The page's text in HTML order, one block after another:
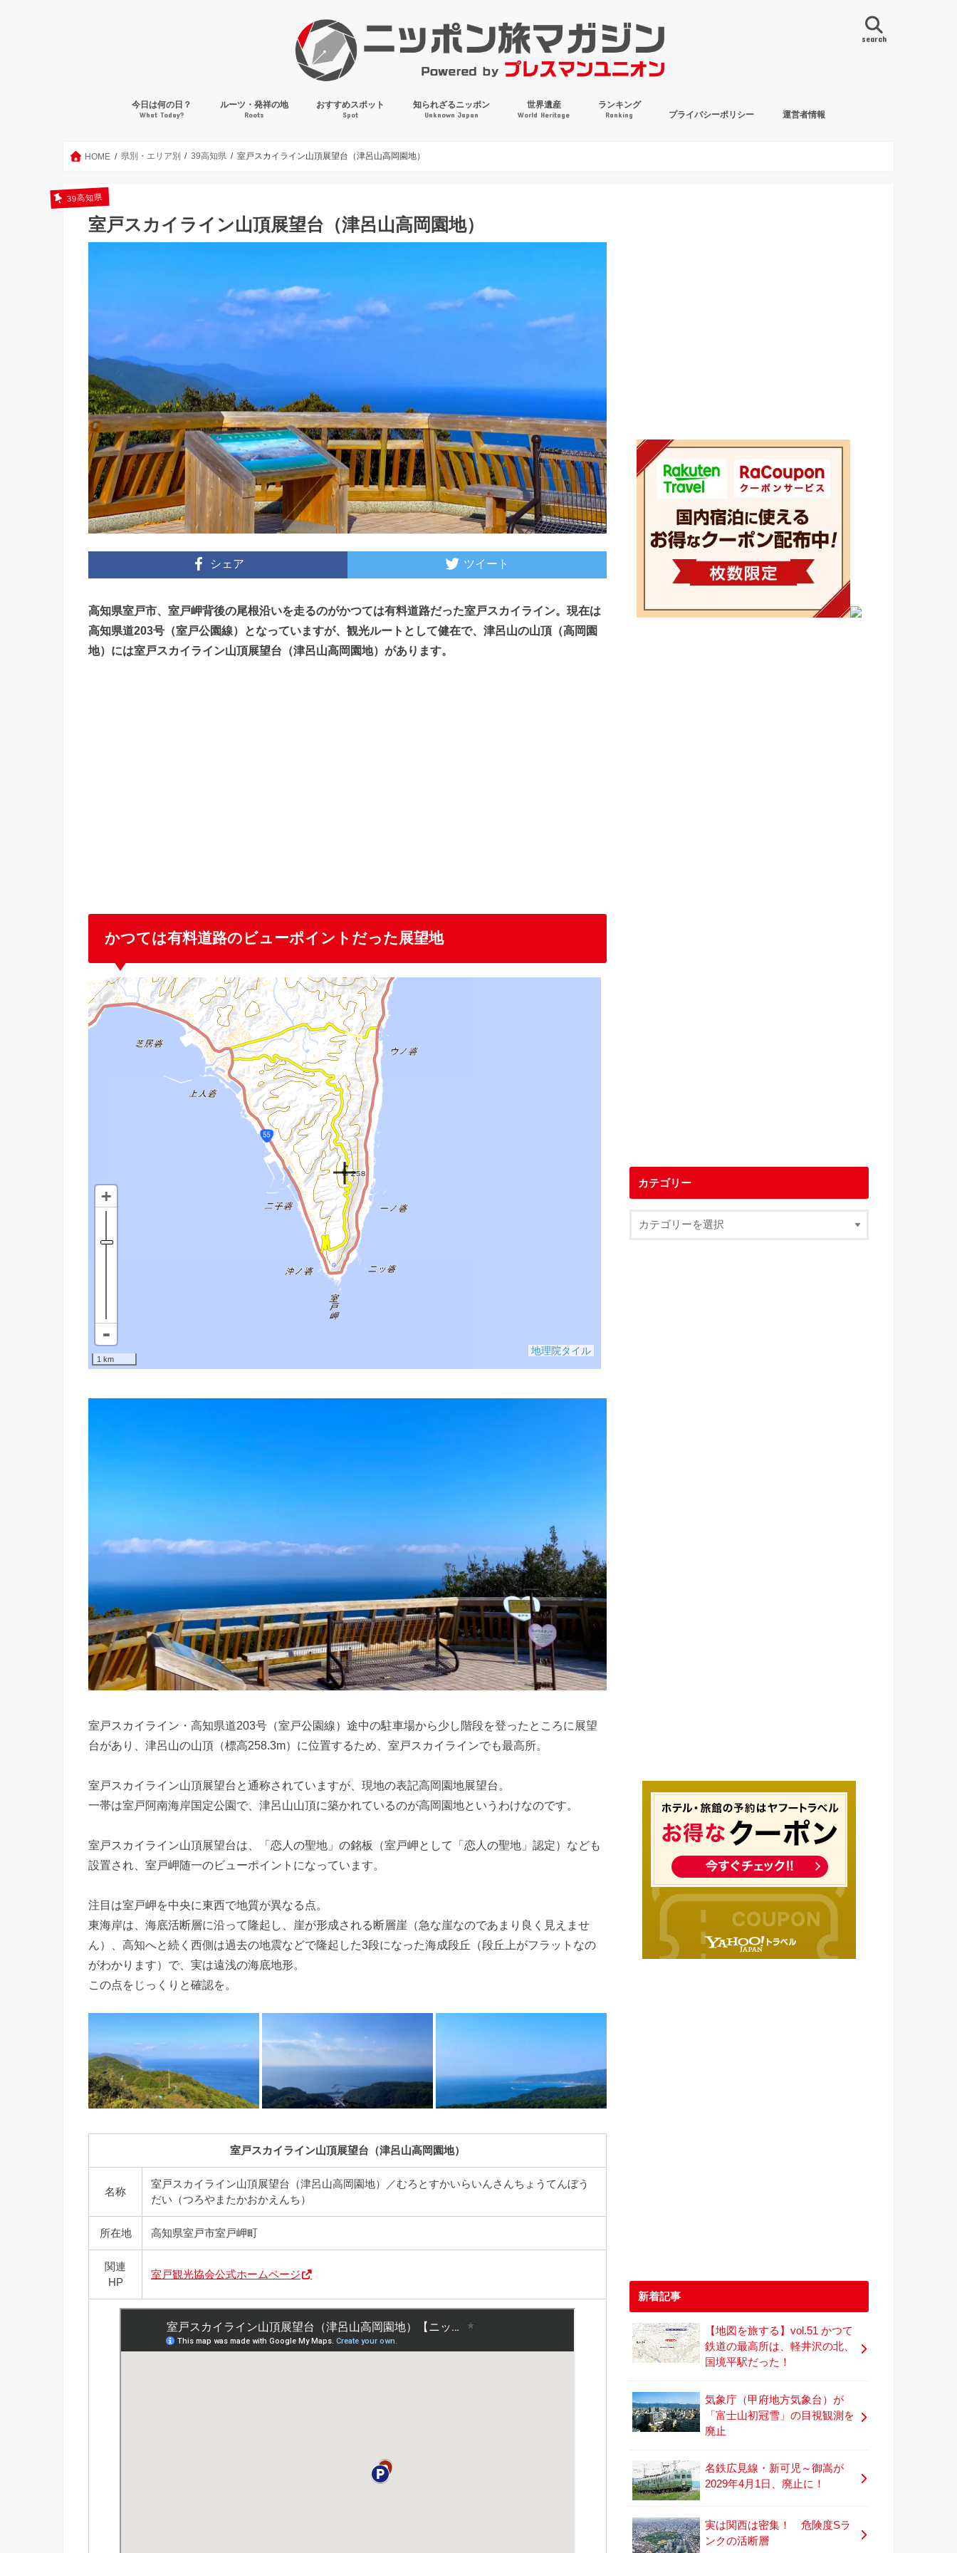
search
今日は何の日？
What Today?
ルーツ・発祥の地
Roots
おすすめスポット
Spot
知られざるニッポン
Unknown Japan
世界遺産
World Heritage
ランキング
Ranking プライバシーポリシー 運営者情報
HOME 県別・エリア別 39高知県 室戸スカイライン山頂展望台（津呂山高岡園地）
39高知県
室戸スカイライン山頂展望台（津呂山高岡園地）
シェア ツイート
高知県室戸市、室戸岬背後の尾根沿いを走るのがかつては有料道路だった室戸スカイライン。現在は
高知県道203号（室戸公園線）となっていますが、観光ルートとして健在で、 津呂山の山頂（高岡園
地）には室戸スカイライン山頂展望台（津呂山高岡園地）があります。
かつては有料道路のビューポイントだった展望地
室戸スカイライン・高知県道203号（室戸公園線）途中の駐車場から少し階段を登ったところに展望
台があり、 津呂山の山頂（標高258.3m）に位置するため、 室戸スカイラインでも最高所。
室戸スカイライン山頂展望台と通称されていますが、現地の表記高岡園地展望台。
一帯は室戸阿南海岸国定公園で、津呂山山頂に築かれているのが高岡園地というわけなのです。
室戸スカイライン山頂展望台は、「恋人の聖地」の銘板（室戸岬として
「恋人の聖地」認定）なども
設置され、室戸岬随一のビューポイントになっています。
注目は室戸岬を中央に東西で地質が異なる点。
東海岸は、海底活断層に沿って隆起し、崖が形成される断層崖（急な崖なのであまり良く見えませ
ん）、高知へと続く西側は過去の地震などで隆起した3段になった海成段丘（段丘上がフラットなの
がわかります）で、実は遠浅の海底地形。
この点をじっくりと確認を。
室戸スカイライン山頂展望台（津呂山高岡園地）
名称
室戸スカイライン山頂展望台（津呂山高岡園地）／むろとすかいらいんさんちょうてんぼう
だい（つろやまたかおかえんち）
所在地 高知県室戸市室戸岬町
関連
HP
室戸観光協会公式ホームページ
カテゴリー
新着記事
【地図を旅する】vol.51 かつて
鉄道の最高所は、軽井沢の北、
国境平駅だった！
気象庁（甲府地方気象台）が
「富士山初冠雪」の目視観測を
廃止
名鉄広見線・新可児～御嵩が
2029年4月1日、廃止に！
実は関西は密集！ 危険度Sラ
ンクの活断層